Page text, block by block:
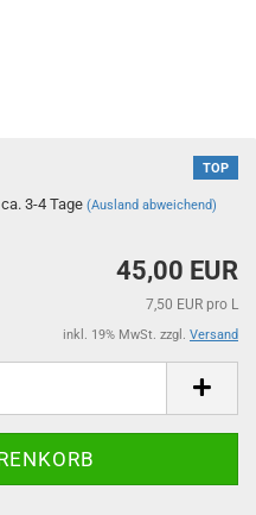
TOP
ca. 3-4 Tage(Ausland abweichend)
45,00 EUR
7,50 EUR pro L
inkl. 19% MwSt. zzgl. Versand